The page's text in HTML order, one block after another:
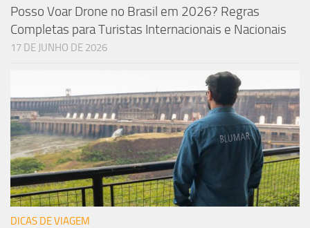
Posso Voar Drone no Brasil em 2026? Regras
Completas para Turistas Internacionais e Nacionais
17 DE JUNHO DE 2026
DICAS DE VIAGEM